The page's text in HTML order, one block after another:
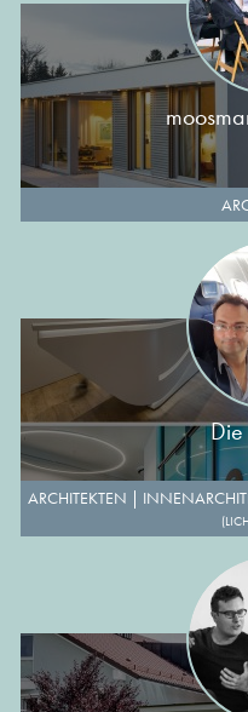
Die
ARCHITEKTEN |